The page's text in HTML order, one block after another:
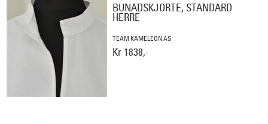
BUNADSKJORTE, STANDARD
HERRE
TEAM KAMELEON AS
Kr 1838,-